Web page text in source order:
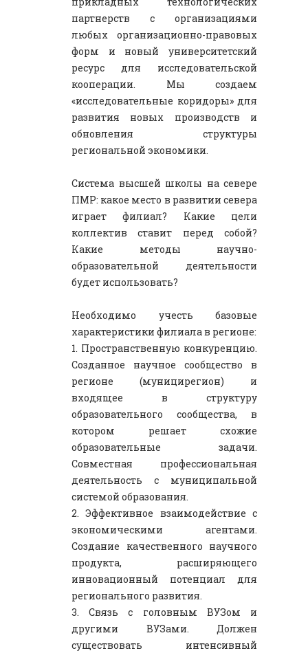
партнерств с организациями
любых организационно-правовых
форм и новый университетский
ресурс для исследовательской
кооперации. Мы создаем
«исследовательные коридоры» для
развития новых производств и
обновления структуры
региональной экономики.
Система высшей школы на севере
ПМР: какое место в развитии севера
играет филиал? Какие цели
коллектив ставит перед собой?
Какие методы научно-
образовательной деятельности
будет использовать?
Необходимо учесть базовые
характеристики филиала в регионе:
1. Пространственную конкуренцию.
Созданное научное сообщество в
регионе (муницирегион) и
входящее в структуру
образовательного сообщества, в
котором решает схожие
образовательные задачи.
Совместная профессиональная
деятельность с муниципальной
системой образования.
2. Эффективное взаимодействие с
экономическими агентами.
Создание качественного научного
продукта, расширяющего
инновационный потенциал для
регионального развития.
3. Связь с головным ВУЗом и
другими ВУЗами. Должен
существовать интенсивный